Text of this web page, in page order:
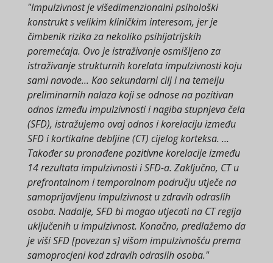
"Impulzivnost je višedimenzionalni psihološki
konstrukt s velikim kliničkim interesom, jer je
čimbenik rizika za nekoliko psihijatrijskih
poremećaja. Ovo je istraživanje osmišljeno za
istraživanje strukturnih korelata impulzivnosti koju
sami navode... Kao sekundarni cilj i na temelju
preliminarnih nalaza koji se odnose na pozitivan
odnos između impulzivnosti i nagiba stupnjeva čela
(SFD), istražujemo ovaj odnos i korelaciju između
SFD i kortikalne debljine (CT) cijelog korteksa. …
Također su pronađene pozitivne korelacije između
14 rezultata impulzivnosti i SFD-a. Zaključno, CT u
prefrontalnom i temporalnom području utječe na
samoprijavljenu impulzivnost u zdravih odraslih
osoba. Nadalje, SFD bi mogao utjecati na CT regija
uključenih u impulzivnost. Konačno, predlažemo da
je viši SFD [povezan s] višom impulzivnošću prema
samoprocjeni kod zdravih odraslih osoba."